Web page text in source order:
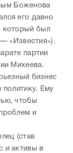
Боженова
его давно
который был
«Известия»).
партии
Михеева.
бизнес
политику. Ему
чтобы
и
(став
и активы в